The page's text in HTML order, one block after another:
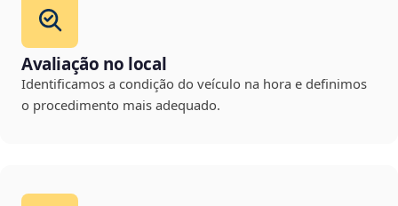
Avaliação no local
Identificamos a condição do veículo na hora e definimos
o procedimento mais adequado.